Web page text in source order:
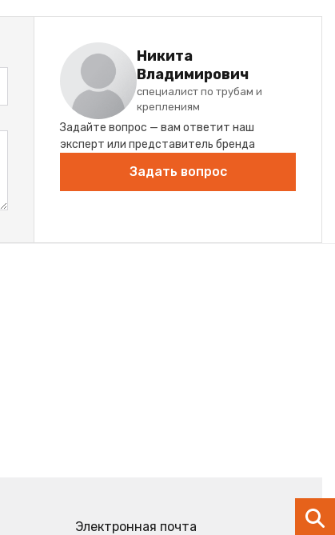
Никита
Владимирович
специалист по трубам и
креплениям
Задайте вопрос — вам ответит наш
эксперт или представитель бренда
Задать вопрос
Электронная почта